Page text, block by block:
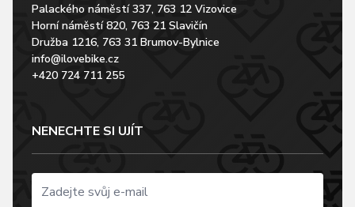
Palackého náměstí 337, 763 12 Vizovice
Horní náměstí 820, 763 21 Slavičín
Družba 1216, 763 31 Brumov-Bylnice
info@ilovebike.cz
+420 724 711 255
NENECHTE SI UJÍT